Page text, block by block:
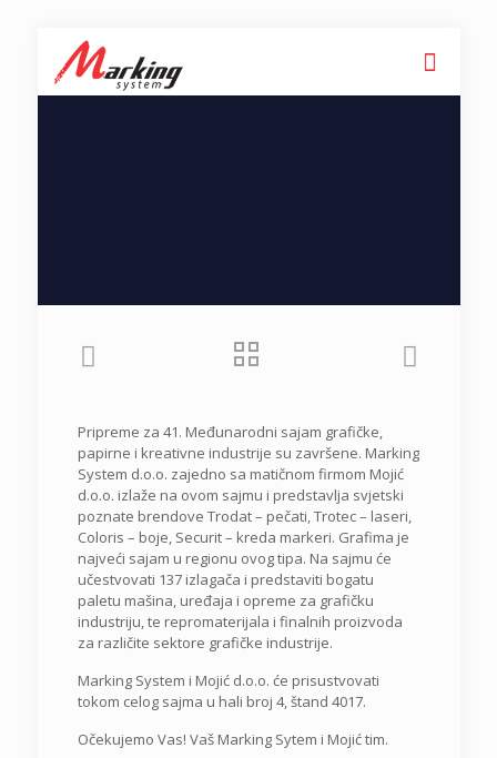
Pripreme za 41. Međunarodni sajam grafičke,
papirne i kreativne industrije su završene. Marking
System d.o.o. zajedno sa matičnom firmom Mojić
d.o.o. izlaže na ovom sajmu i predstavlja svjetski
poznate brendove Trodat – pečati, Trotec – laseri,
Coloris – boje, Securit – kreda markeri. Grafima je
najveći sajam u regionu ovog tipa. Na sajmu će
učestvovati 137 izlagača i predstaviti bogatu
paletu mašina, uređaja i opreme za grafičku
industriju, te repromaterijala i finalnih proizvoda
za različite sektore grafičke industrije.
Marking System i Mojić d.o.o. će prisustvovati
tokom celog sajma u hali broj 4, štand 4017.
Očekujemo Vas! Vaš Marking Sytem i Mojić tim.